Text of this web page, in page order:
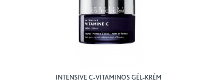
INTENSIVE C-VITAMINOS GÉL-KRÉM